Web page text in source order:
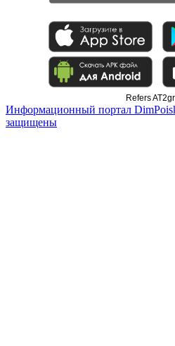
Refers
Информационный портал
защищены